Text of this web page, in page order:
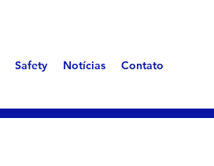
Safety Notícias Contato